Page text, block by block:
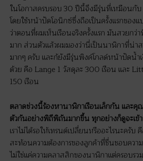
ในโอกาสครบรอบ 30 ปีนี้จึงมีรุ่นที่เหมือนกั
โดยใช้หน้าปัดโอนิกซ์ซึ่งถือเป็นครั้งแรกของแ
ว่าตอนที่ผมเห็นเรือนจริงครั้งแรก มันสวยกว่
มาก ส่วนตัวแล้วผมมองว่านี่เป็นนาฬิกาที่น่า
มากๆ ครับ และก้ยังมีรุ่นพิงค์โกลด์หน้าปัดน้ำ
ด้วย คือ Lange 1 วัสดุละ 300 เรือน และ
150 เรือน
ตลาดช่วงนี้ร้องหานาฬิกาเรือนเล็กกัน และ
ตัวกันอย่างพิถีพิถันมากขึ้น ทุกอย่างก็ดูจะเข้
เราไม่ได้รอให้เทรนด์เปลี่ยนหรืออะไรนะครับ
สะท้อนความต้องการของลูกค้าที่ชื่นชอบควา
ไม่ใช่แค่ความคลาสสิกของนาฬิกาแต่ครอบร